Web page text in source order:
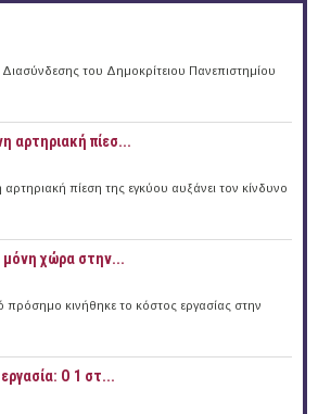
του Δημοκρίτειου Πανεπιστημίου
αρτηριακή πίεσ...
πίεση της εγκύου αυξάνει τον κίνδυνο
μόνη χώρα στην...
πρόσημο κινήθηκε το κόστος εργασίας στην
Ο 1 στ...